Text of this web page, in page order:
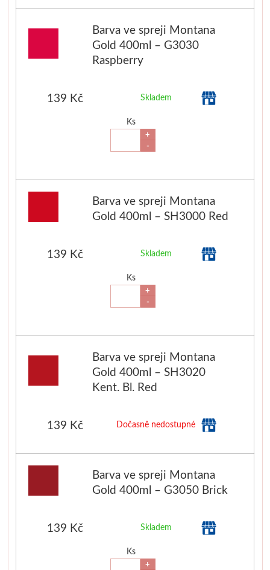
Rosa
Sennelier
Akryl
Akvarel
Sítotisk
Barva ve spreji Montana
Gold 400ml – G3030
Raspberry
139 Kč Skladem
Ks
+
-
Barva ve spreji Montana
Gold 400ml – SH3000 Red
139 Kč Skladem
Ks
+
-
Barva ve spreji Montana
Gold 400ml – SH3020
Kent. Bl. Red
139 Kč Dočasně nedostupné
Barva ve spreji Montana
Gold 400ml – G3050 Brick
139 Kč Skladem
Ks
+